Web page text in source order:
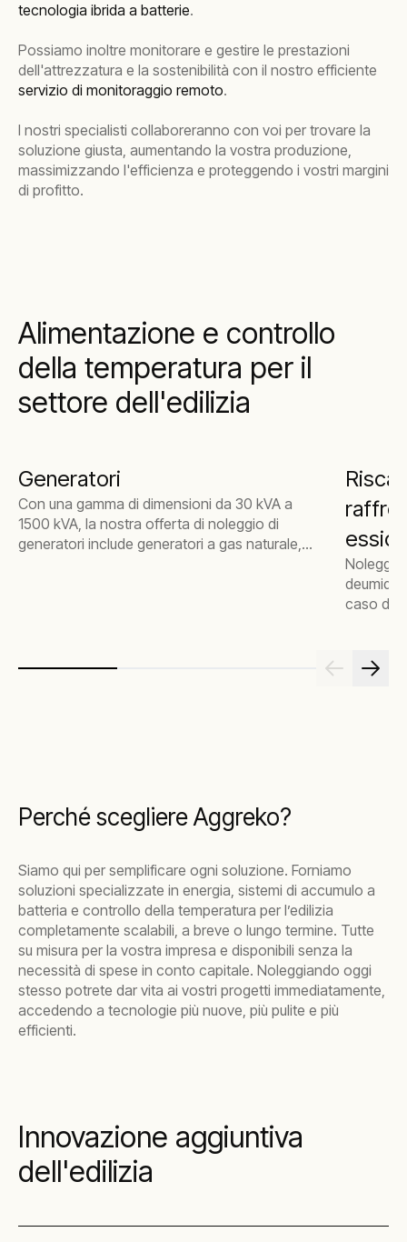
tecnologia ibrida a batterie.
Possiamo inoltre monitorare e gestire le prestazioni
dell'attrezzatura e la sostenibilità con il nostro efficiente
servizio di monitoraggio remoto.
I nostri specialisti collaboreranno con voi per trovare la
soluzione giusta, aumentando la vostra produzione,
massimizzando l'efficienza e proteggendo i vostri margini
di profitto.
Alimentazione e controllo
della temperatura per il
settore dell'edilizia
Generatori
Con una gamma di dimensioni da 30 kVA a
1500 kVA, la nostra offerta di noleggio di
generatori include generatori a gas naturale,
Noleggio
caso di
Perché scegliere Aggreko?
Siamo qui per semplificare ogni soluzione. Forniamo
soluzioni specializzate in energia, sistemi di accumulo a
batteria e controllo della temperatura per l’edilizia
completamente scalabili, a breve o lungo termine. Tutte
su misura per la vostra impresa e disponibili senza la
necessità di spese in conto capitale. Noleggiando oggi
stesso potrete dar vita ai vostri progetti immediatamente,
accedendo a tecnologie più nuove, più pulite e più
efficienti.
Innovazione aggiuntiva
dell'edilizia